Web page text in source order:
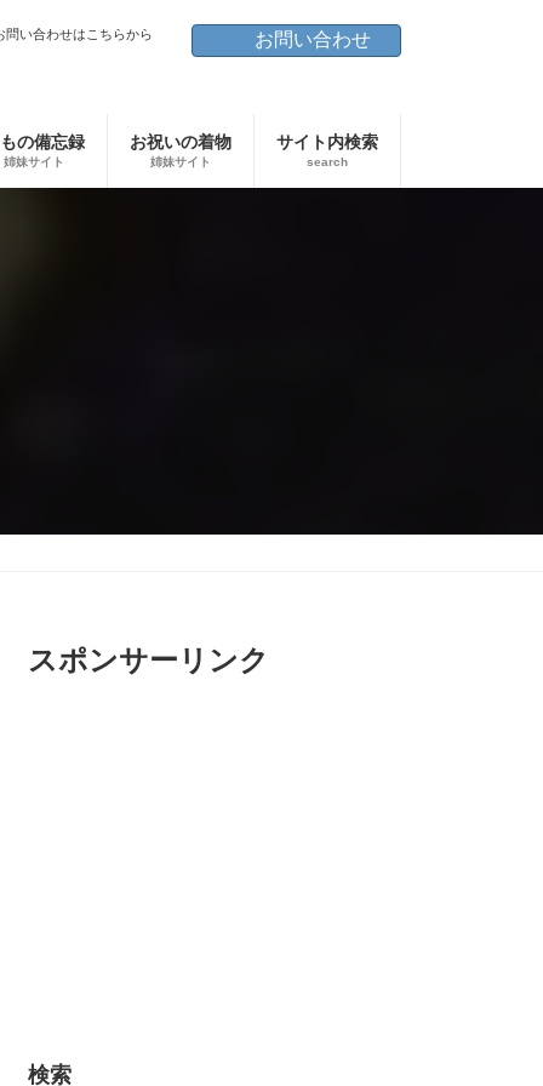
問い合わせはこちらから お問い合わせ
の備忘録
姉妹サイト
お祝いの着物
姉妹サイト
サイト内検索
search
スポンサーリンク
検索